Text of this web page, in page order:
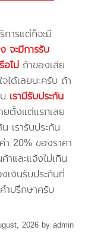
ารแต่ก็จะมี
จะมีการรับ
อไม่ ถ้าของเสีย
ได้เลยนะครับ ถ้า
เรามีรับประกัน
ยตั้งแต่แรกเลย
เรารับประกัน
า 20% ของราคา
าและแจ้งไม่เกิน
เงินรับประกันที่
ำปรึกษาครับ
2026 by admin